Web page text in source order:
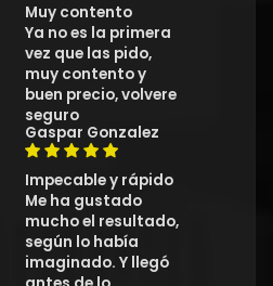
Muy contento
Ya no es la primera
vez que las pido,
muy contento y
buen precio, volvere
seguro
Gaspar Gonzalez
Impecable y rápido
Me ha gustado
mucho el resultado,
según lo había
imaginado. Y llegó